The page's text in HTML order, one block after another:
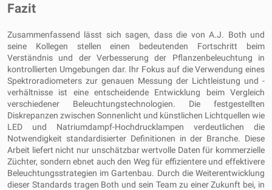
Fazit
Zusammenfassend lässt sich sagen, dass die von A.J. Both und
seine Kollegen stellen einen bedeutenden Fortschritt beim
Verständnis und der Verbesserung der Pflanzenbeleuchtung in
kontrollierten Umgebungen dar. Ihr Fokus auf die Verwendung eines
Spektroradiometers zur genauen Messung der Lichtleistung und -
verhältnisse ist eine entscheidende Entwicklung beim Vergleich
verschiedener Beleuchtungstechnologien. Die festgestellten
Diskrepanzen zwischen Sonnenlicht und künstlichen Lichtquellen wie
LED und Natriumdampf-Hochdrucklampen verdeutlichen die
Notwendigkeit standardisierter Definitionen in der Branche. Diese
Arbeit liefert nicht nur unschätzbar wertvolle Daten für kommerzielle
Züchter, sondern ebnet auch den Weg für effizientere und effektivere
Beleuchtungsstrategien im Gartenbau. Durch die Weiterentwicklung
dieser Standards tragen Both und sein Team zu einer Zukunft bei, in